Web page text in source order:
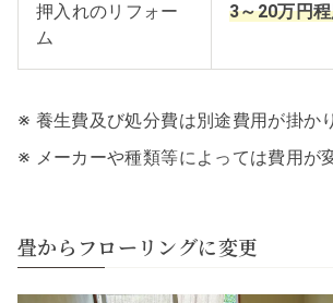
押入れのリフォー
ム
3～20万円
※ 養生費及び処分費は別途費用が掛か
※ メーカーや種類等によっては費用が
畳からフローリングに変更